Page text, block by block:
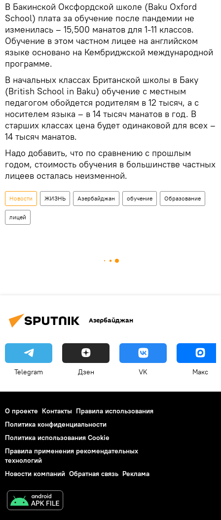
В Бакинской Оксфордской школе (Baku Oxford
School) плата за обучение после пандемии не
изменилась – 15,500 манатов для 1-11 классов.
Обучение в этом частном лицее на английском
языке основано на Кембриджской международной
программе.
В начальных классах Британской школы в Баку
(British School in Baku) обучение с местным
педагогом обойдется родителям в 12 тысяч, а с
носителем языка – в 14 тысяч манатов в год. В
старших классах цена будет одинаковой для всех –
14 тысяч манатов.
Надо добавить, что по сравнению с прошлым
годом, стоимость обучения в большинстве частных
лицеев осталась неизменной.
Новости ЖИЗНЬ Азербайджан обучение Образование
лицей
Азербайджан
Telegram Дзен VK Макс
О проекте Контакты Правила использования
Политика конфиденциальности
Политика использования Cookie
Правила применения рекомендательных
технологий
Новости компаний Обратная связь Реклама